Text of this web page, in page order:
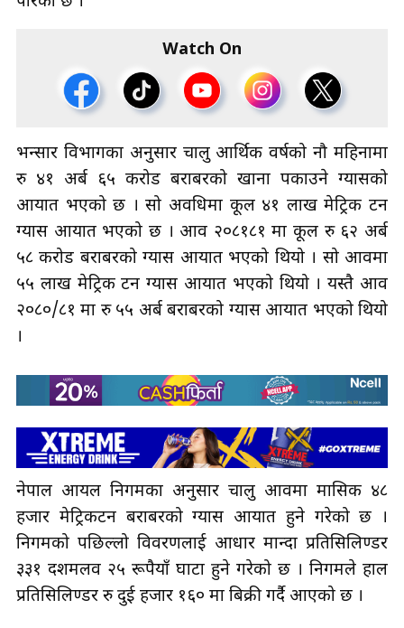
Watch On
भन्सार विभागका अनुसार चालु आर्थिक वर्षको नौ महिनामा
रु ४१ अर्ब ६५ करोड बराबरको खाना पकाउने ग्यासको
आयात भएको छ । सो अवधिमा कूल ४१ लाख मेट्रिक टन
ग्यास आयात भएको छ । आव २०८१८१ मा कूल रु ६२ अर्ब
५८ करोड बराबरको ग्यास आयात भएको थियो । सो आवमा
५५ लाख मेट्रिक टन ग्यास आयात भएको थियो । यस्तै आव
२०८०/८१ मा रु ५५ अर्ब बराबरको ग्यास आयात भएको थियो
।
नेपाल आयल निगमका अनुसार चालु आवमा मासिक ४८
हजार मेट्रिकटन बराबरको ग्यास आयात हुने गरेको छ ।
निगमको पछिल्लो विवरणलाई आधार मान्दा प्रतिसिलिण्डर
३३१ दशमलव २५ रूपैयाँ घाटा हुने गरेको छ । निगमले हाल
प्रतिसिलिण्डर रु दुई हजार १६० मा बिक्री गर्दै आएको छ ।